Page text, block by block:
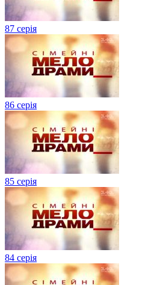
87 серія
86 серія
85 серія
84 серія